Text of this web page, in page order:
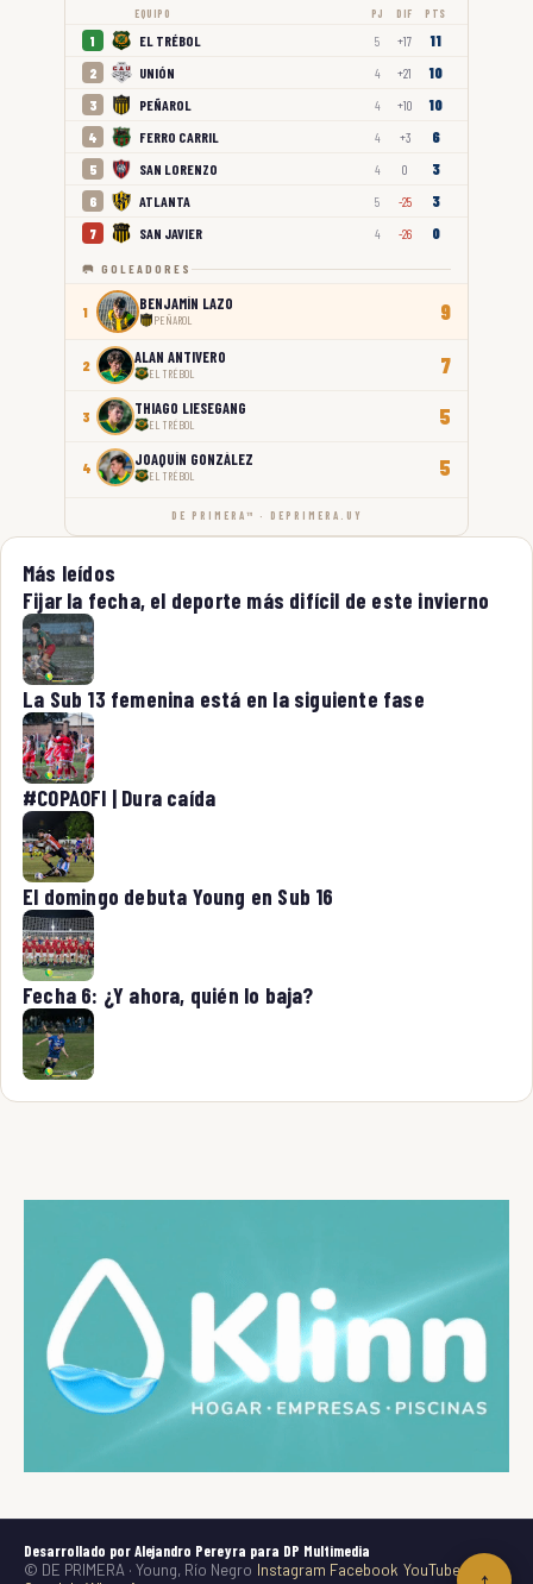
EQUIPO PJ DIF PTS
1 EL TRÉBOL 5 +17 11
2 UNIÓN 4 +21 10
3 PEÑAROL 4 +10 10
4 FERRO CARRIL 4 +3 6
5 SAN LORENZO 4 0 3
6 ATLANTA 5 -25 3
7 SAN JAVIER 4 -26 0
🥅 GOLEADORES
1 BENJAMÍN LAZO
PEÑAROL 9
2 ALAN ANTIVERO
EL TRÉBOL 7
3 THIAGO LIESEGANG
EL TRÉBOL 5
4 JOAQUÍN GONZÁLEZ
EL TRÉBOL 5
DE PRIMERA™ · DEPRIMERA.UY
Más leídos
Fijar la fecha, el deporte más difícil de este invierno
La Sub 13 femenina está en la siguiente fase
#COPAOFI | Dura caída
El domingo debuta Young en Sub 16
Fecha 6: ¿Y ahora, quién lo baja?
Desarrollado por Alejandro Pereyra para DP Multimedia
© DE PRIMERA · Young, Río Negro Instagram Facebook YouTube
TikTok